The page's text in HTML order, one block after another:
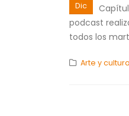
Dic
podcast
todos los
Arte y cultura